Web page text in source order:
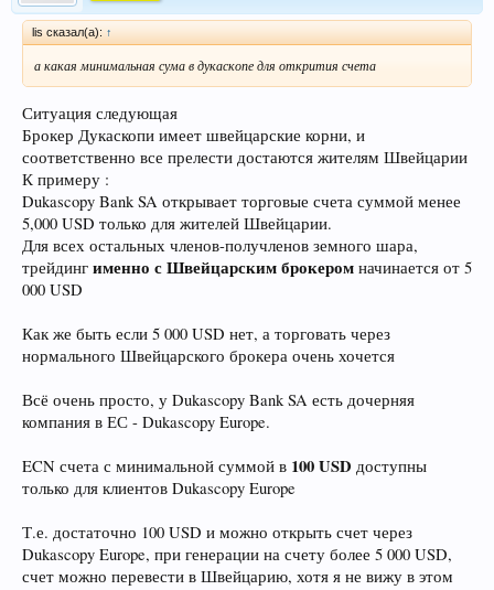
lis сказал(а): ↑
а какая минимальная сума в дукаскопе для открития счета
Ситуация следующая
Брокер Дукаскопи имеет швейцарские корни, и
соответственно все прелести достаются жителям Швейцарии
К примеру :
Dukascopy Bank SA открывает торговые счета суммой менее
5,000 USD только для жителей Швейцарии.
Для всех остальных членов-получленов земного шара,
трейдинг именно с Швейцарским брокером начинается от 5
000 USD
Как же быть если 5 000 USD нет, а торговать через
нормального Швейцарского брокера очень хочется
Всё очень просто, у Dukascopy Bank SA есть дочерняя
компания в ЕС - Dukascopy Europe.
ECN счета с минимальной суммой в 100 USD доступны
только для клиентов Dukascopy Europe
Т.е. достаточно 100 USD и можно открыть счет через
Dukascopy Europe, при генерации на счету более 5 000 USD,
счет можно перевести в Швейцарию, хотя я не вижу в этом